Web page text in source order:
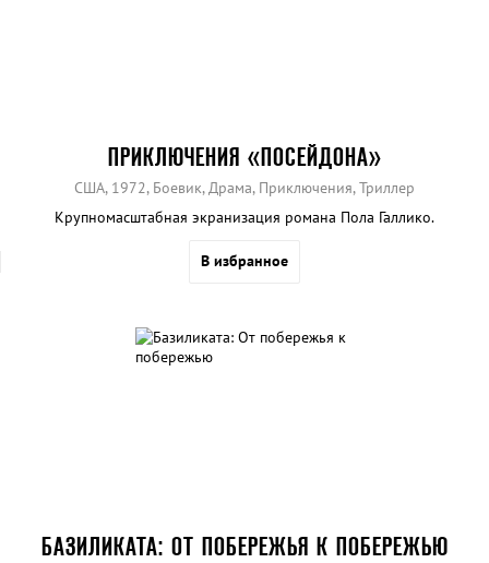
ПРИКЛЮЧЕНИЯ «ПОСЕЙДОНА»
США, 1972, Боевик, Драма, Приключения, Триллер
Крупномасштабная экранизация романа Пола Галлико.
В избранное
БАЗИЛИКАТА: ОТ ПОБЕРЕЖЬЯ К ПОБЕРЕЖЬЮ